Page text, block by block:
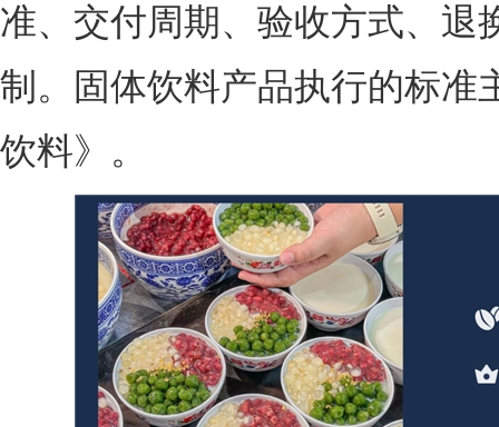
准、交付周期、验收方式、退
制。固体饮料产品执行的标准
饮料》。